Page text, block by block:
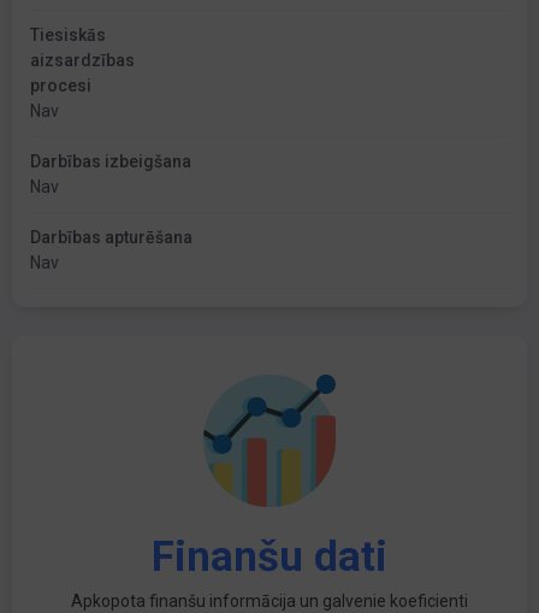
Tiesiskās
aizsardzības
procesi
Nav
Darbības izbeigšana
Nav
Darbības apturēšana
Nav
Finanšu dati
Apkopota finanšu informācija un galvenie koeficienti